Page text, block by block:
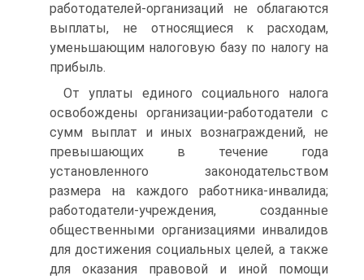
работодателей-организаций не облагаются
выплаты, не относящиеся к расходам,
уменьшающим налоговую базу по налогу на
прибыль.
От уплаты единого социального налога
освобождены организации-работодатели с
сумм выплат и иных вознаграждений, не
превышающих в течение года
установленного законодательством
размера на каждого работника-инвалида;
работодатели-учреждения, созданные
общественными организациями инвалидов
для достижения социальных целей, а также
для оказания правовой и иной помощи